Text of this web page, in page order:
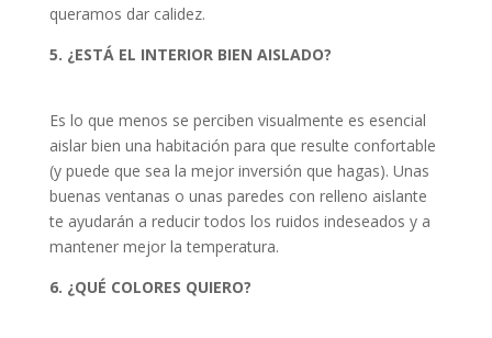
queramos dar calidez.
5. ¿ESTÁ EL INTERIOR BIEN AISLADO?
Es lo que menos se perciben visualmente es esencial
aislar bien una habitación para que resulte confortable
(y puede que sea la mejor inversión que hagas). Unas
buenas ventanas o unas paredes con relleno aislante
te ayudarán a reducir todos los ruidos indeseados y a
mantener mejor la temperatura.
6. ¿QUÉ COLORES QUIERO?